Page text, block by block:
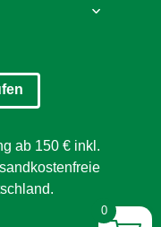
ab 150 € inkl.
0